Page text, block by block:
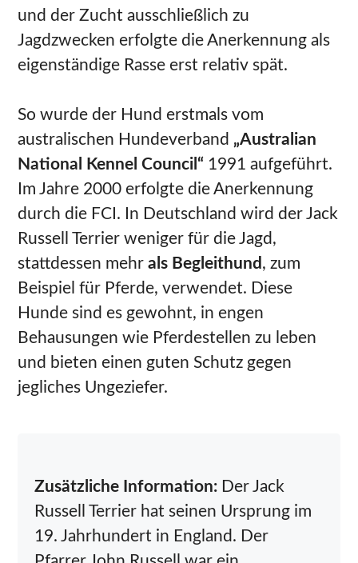
und der Zucht ausschließlich zu
Jagdzwecken erfolgte die Anerkennung als
eigenständige Rasse erst relativ spät.
So wurde der Hund erstmals vom
australischen Hundeverband „Australian
National Kennel Council“ 1991 aufgeführt.
Im Jahre 2000 erfolgte die Anerkennung
durch die FCI. In Deutschland wird der Jack
Russell Terrier weniger für die Jagd,
stattdessen mehr als Begleithund, zum
Beispiel für Pferde, verwendet. Diese
Hunde sind es gewohnt, in engen
Behausungen wie Pferdestellen zu leben
und bieten einen guten Schutz gegen
jegliches Ungeziefer.
Zusätzliche Information:Der Jack
Russell Terrier hat seinen Ursprung im
19. Jahrhundert in England. Der